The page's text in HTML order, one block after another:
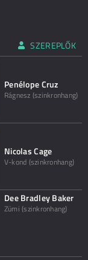
SZEREPLŐK
Penélope Cruz
Rágnesz (szinkronhang)
Nicolas Cage
V-kond (szinkronhang)
Dee Bradley Baker
Zümi (szinkronhang)